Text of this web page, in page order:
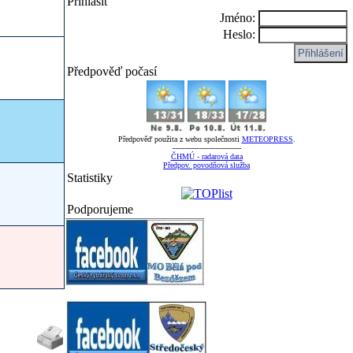
Jméno:
Heslo:
Předpověď počasí
Předpověď použita z webu společnosti METEOPRESS
-----------------------------
ČHMÚ - radarová data
Předpov. povodňová služba
Statistiky
Podporujeme